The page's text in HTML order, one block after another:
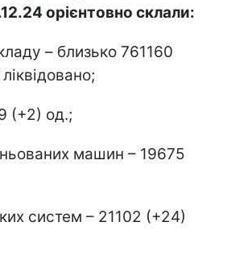
орієнтовно склали:
– близько 761160
(+2) од.;
машин – 19675
систем – 21102 (+24)